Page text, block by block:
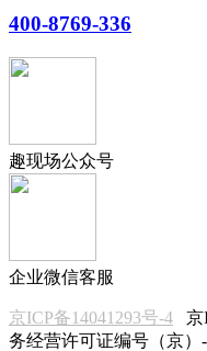
400-8769-336
趣现场公众号
企业微信客服
京ICP备14041293号-4 京
务经营许可证编号（京）-